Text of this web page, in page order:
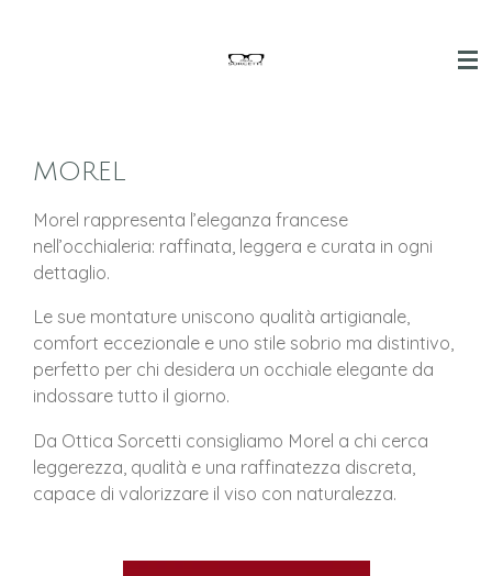
MOREL
Morel rappresenta l’eleganza francese
nell’occhialeria: raffinata, leggera e curata in ogni
dettaglio.
Le sue montature uniscono qualità artigianale,
comfort eccezionale e uno stile sobrio ma distintivo,
perfetto per chi desidera un occhiale elegante da
indossare tutto il giorno.
Da Ottica Sorcetti consigliamo Morel a chi cerca
leggerezza, qualità e una raffinatezza discreta,
capace di valorizzare il viso con naturalezza.